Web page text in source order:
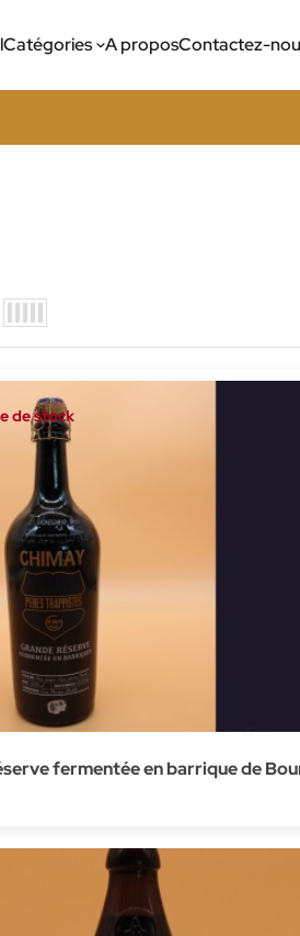
Catégories A proposContactez-
de stock
fermentée en barrique de